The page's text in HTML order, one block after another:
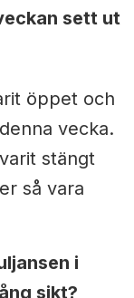
sett ut
öppet och
vecka.
stängt
så vara
i
sikt?